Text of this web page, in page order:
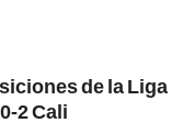
de la Liga
2 Cali